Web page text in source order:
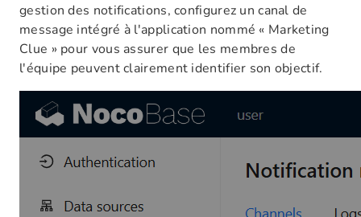
gestion des notifications, configurez un canal de
message intégré à l'application nommé « Marketing
Clue » pour vous assurer que les membres de
l'équipe peuvent clairement identifier son objectif.